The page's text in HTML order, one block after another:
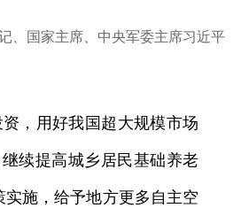
国家主席、中央军委主席习近平
，用好我国超大规模市场
续提高城乡居民基础养老
施，给予地方更多自主空